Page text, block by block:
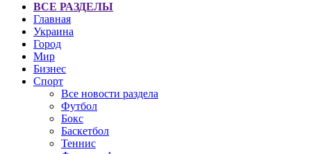
ВСЕ РАЗДЕЛЫ
Главная
Украина
Город
Мир
Бизнес
Спорт
Все новости раздела
Футбол
Бокс
Баскетбол
Теннис